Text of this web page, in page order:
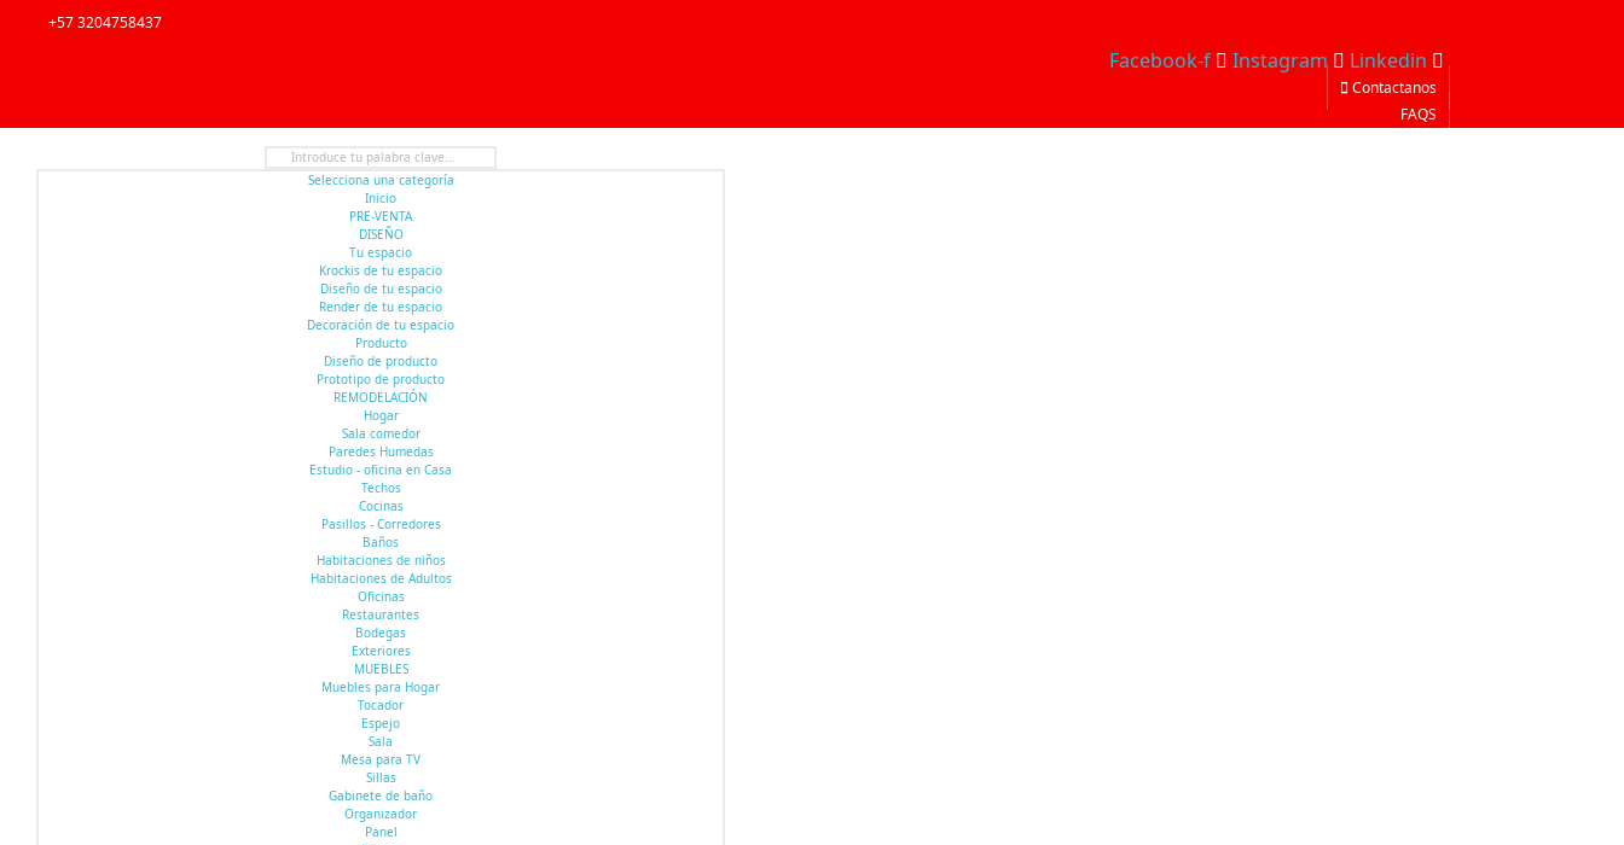
+57 3204758437
Facebook-f Instagram Linkedin
Contactanos
FAQS
Selecciona una categoría
Inicio
PRE-VENTA
DISEÑO
Tu espacio
Krockis de tu espacio
Diseño de tu espacio
Render de tu espacio
Decoración de tu espacio
Producto
Diseño de producto
Prototipo de producto
REMODELACIÓN
Hogar
Sala comedor
Paredes Humedas
Estudio - oficina en Casa
Techos
Cocinas
Pasillos - Corredores
Baños
Habitaciones de niños
Habitaciones de Adultos
Oficinas
Restaurantes
Bodegas
Exteriores
MUEBLES
Muebles para Hogar
Tocador
Espejo
Sala
Mesa para TV
Sillas
Gabinete de baño
Organizador
Panel